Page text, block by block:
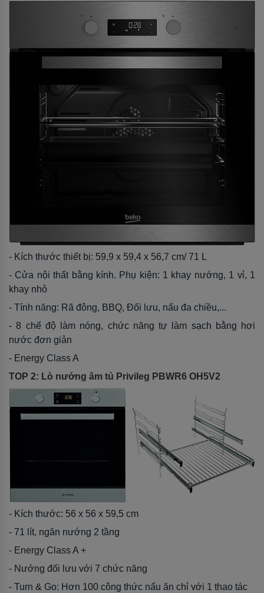
- Kích thước thiết bị: 59,9 x 59,4 x 56,7 cm/ 71 L
- Cửa nội thất bằng kính. Phụ kiện: 1 khay nướng, 1 vỉ, 1
khay nhỏ
- Tính năng: Rã đông, BBQ, Đối lưu, nấu đa chiều,...
- 8 chế độ làm nóng, chức năng tự làm sạch bằng hơi
nước đơn giản
- Energy Class A
TOP 2: Lò nướng âm tủ Privileg PBWR6 OH5V2
- Kích thước: 56 x 56 x 59,5 cm
- 71 lít, ngăn nướng 2 tầng
- Energy Class A +
- Nướng đối lưu với 7 chức năng
- Turn & Go: Hơn 100 công thức nấu ăn chỉ với 1 thao tác